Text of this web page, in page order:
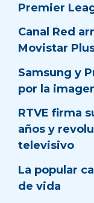
Premier
Canal Red
Movistar
Samsung y
por la
RTVE firma
años y
televisivo
La popular
de vida